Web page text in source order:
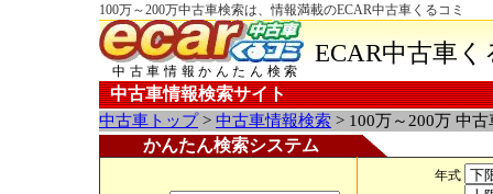
100万～200万中古車検索は、情報満載のECAR中古車くるコミ
中古車情報かんたん検索
ECAR中古車
中古車情報検索サイト
中古車トップ> 中古車情報検索 > 100万～200万 中
かんたん検索システム
年式